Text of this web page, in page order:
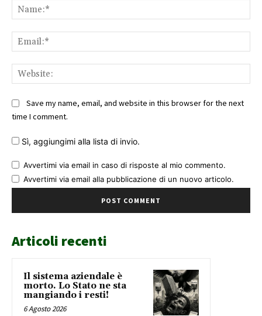
Save my name, email, and website in this browser for the next
time I comment.
Sì, aggiungimi alla lista di invio.
Avvertimi via email in caso di risposte al mio commento.
Avvertimi via email alla pubblicazione di un nuovo articolo.
Articoli recenti
Il sistema aziendale è
morto. Lo Stato ne sta
mangiando i resti!
6 Agosto 2026